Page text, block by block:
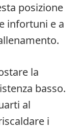
posizione
infortuni e a
la
basso.
al
i